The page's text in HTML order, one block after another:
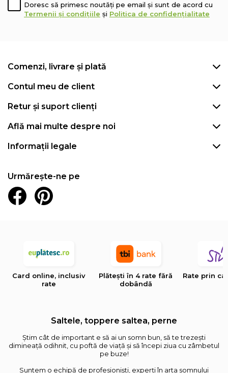
Doresc să primesc noutăți pe email și sunt de acord cu
Termenii și condițiile și Politica de confidențialitate
Comenzi, livrare și plată
Contul meu de client
Retur și suport clienți
Află mai multe despre noi
Informații legale
Urmărește-ne pe
Card online, inclusiv
rate
Plătești în 4 rate fără
dobândă
Rate prin
Saltele, toppere saltea, perne
Știm cât de important e să ai un somn bun, să te trezești
dimineață odihnit, cu poftă de viață și să începi ziua cu zâmbetul
pe buze!
Suntem o echipă de profesioniști, experți în arta somnului